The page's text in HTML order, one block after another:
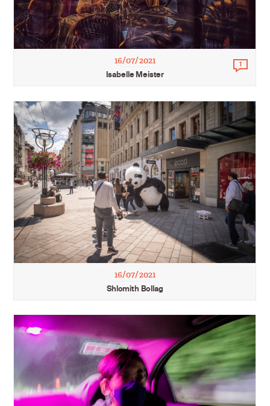
16/07/2021
Isabelle Meister
1
16/07/2021
Shlomith Bollag